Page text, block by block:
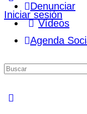
Iniciar sesión
Denunciar
Vídeos
Agenda
Buscar